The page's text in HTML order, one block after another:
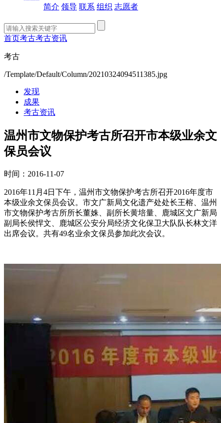
简介 领导 联系 组织 志愿者
首页考古考古资讯
考古
/Template/Default/Column/20210324094511385.jpg
发现
成果
考古资讯
温州市文物保护考古所召开市本级业余文
保员会议
时间：2016-11-07
2016年11月4日下午，温州市文物保护考古所召开2016年度市
本级业余文保员会议。市文广新局文化遗产处处长王榕、温州
市文物保护考古所所长董姝、副所长黄培量、鹿城区文广新局
副局长侯悍文、鹿城区公安分局经济文化保卫大队队长林文洋
出席会议。共有49名业余文保员参加此次会议。